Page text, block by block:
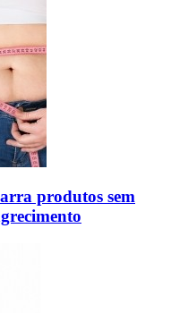
produtos sem